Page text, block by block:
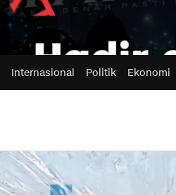
Internasional Politik Ekonomi